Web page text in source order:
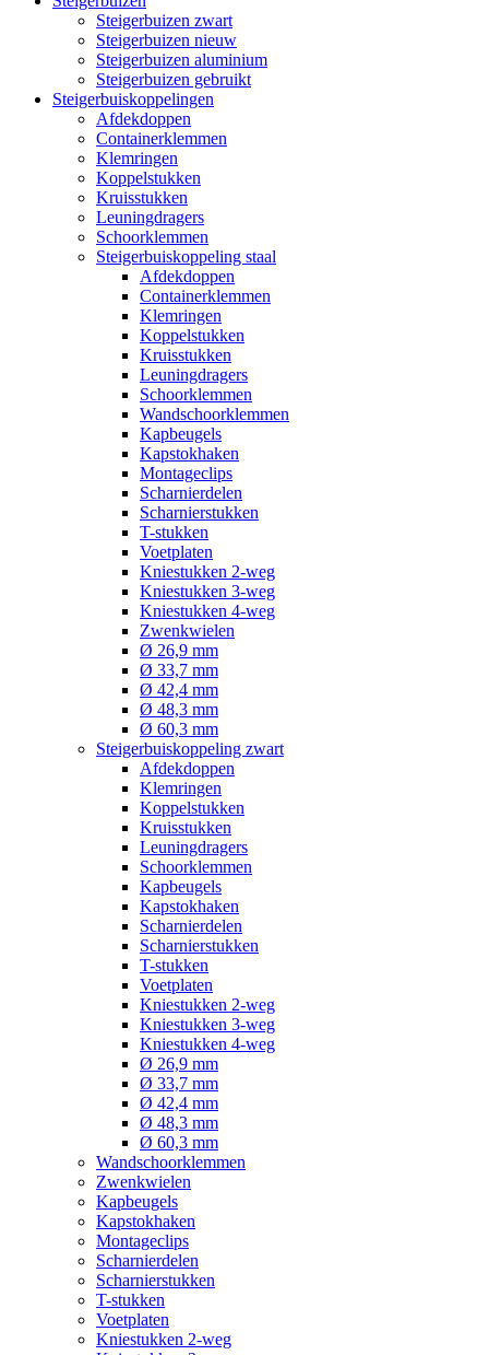
Steigerbuizen zwart
Steigerbuizen nieuw
Steigerbuizen aluminium
Steigerbuizen gebruikt
Steigerbuiskoppelingen
Afdekdoppen
Containerklemmen
Klemringen
Koppelstukken
Kruisstukken
Leuningdragers
Schoorklemmen
Steigerbuiskoppeling staal
Afdekdoppen
Containerklemmen
Klemringen
Koppelstukken
Kruisstukken
Leuningdragers
Schoorklemmen
Wandschoorklemmen
Kapbeugels
Kapstokhaken
Montageclips
Scharnierdelen
Scharnierstukken
T-stukken
Voetplaten
Kniestukken 2-weg
Kniestukken 3-weg
Kniestukken 4-weg
Zwenkwielen
Ø 26,9 mm
Ø 33,7 mm
Ø 42,4 mm
Ø 48,3 mm
Ø 60,3 mm
Steigerbuiskoppeling zwart
Afdekdoppen
Klemringen
Koppelstukken
Kruisstukken
Leuningdragers
Schoorklemmen
Kapbeugels
Kapstokhaken
Scharnierdelen
Scharnierstukken
T-stukken
Voetplaten
Kniestukken 2-weg
Kniestukken 3-weg
Kniestukken 4-weg
Ø 26,9 mm
Ø 33,7 mm
Ø 42,4 mm
Ø 48,3 mm
Ø 60,3 mm
Wandschoorklemmen
Zwenkwielen
Kapbeugels
Kapstokhaken
Montageclips
Scharnierdelen
Scharnierstukken
T-stukken
Voetplaten
Kniestukken 2-weg